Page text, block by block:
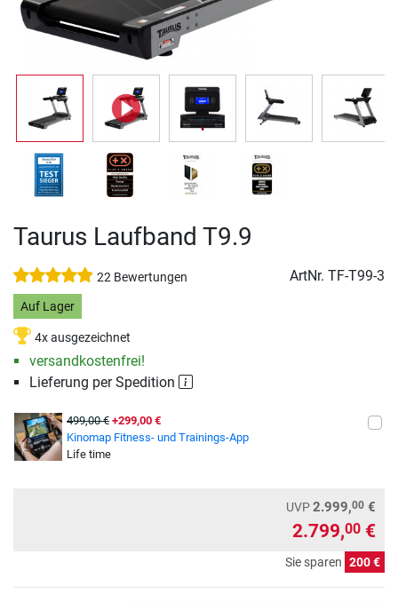
Taurus Laufband T9.9
22 Bewertungen ArtNr. TF-T99-3
Auf Lager
4x ausgezeichnet
versandkostenfrei!
Lieferung per Spedition
499,00 € +299,00 €
Kinomap Fitness- und Trainings-App
Life time
UVP2.999,00 €
2.799,00 €
Sie sparen 200 €